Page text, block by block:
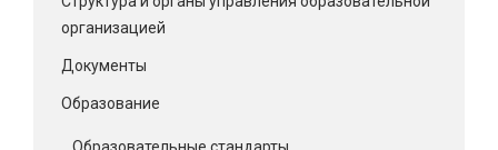
организацией
Документы
Образование